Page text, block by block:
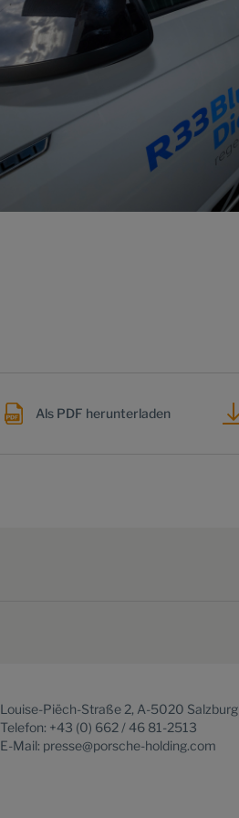
Als PDF herunterladen
Louise-Piëch-Straße 2, A-5020 Salzburg
Telefon: +43 (0) 662 / 46 81-2513
E-Mail: presse@porsche-holding.com